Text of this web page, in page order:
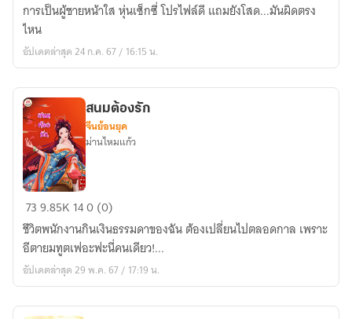
มัด
ใจ
นาย
การเป็นผู้ชายหน้าใส หุ่นเซ็กซี่ โปรไฟล์ดี แถมยังโสด...มันผิดตรง
ไหน
อัปเดตล่าสุด 24 ก.ค. 67 / 16:15 น.
สนม
ต้อง
รัก
สนมต้องรัก
จีนย้อนยุค
ม่านไหมแก้ว
739.85K 140 (0)
ชีวิตพนักงานกินเงินธรรมดาของฉัน ต้องเปลี่ยนไปตลอดกาล เพราะ
อีตายมทูตเฟอะฟะนี่คนเดียว!...
อัปเดตล่าสุด 29 พ.ค. 67 / 17:19 น.